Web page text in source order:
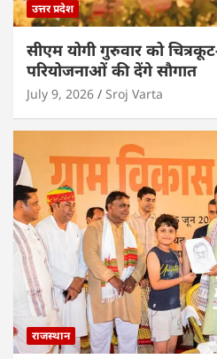
उत्तर प्रदेश
सीएम योगी गुरुवार को
परियोजनाओं की देंगे सौगात
July 9, 2026 Sroj Varta
राजस्थान